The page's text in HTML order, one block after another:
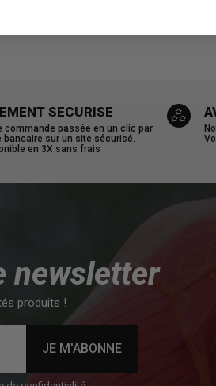
SECURISE
commande passée en un clic par
bancaire sur un site sécurisé.
en 3X sans frais
newsletter
produits !
JE M'ABONNE